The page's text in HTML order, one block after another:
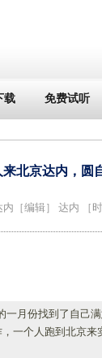
载 免费试听
来北京达内，圆
内 ［编辑］ 达内 ［
月份找到了自己
一个人跑到北京来